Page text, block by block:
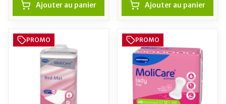
Ajouter au panier Ajouter au panier
PROMO PROMO